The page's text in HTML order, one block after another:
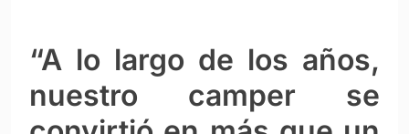
“A lo largo de los años,
nuestro camper se